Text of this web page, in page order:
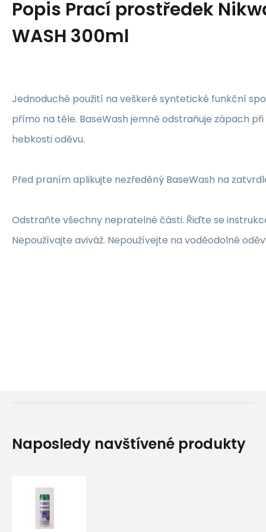
Popis Prací prostředek
WASH 300ml
Jednoduché použití na veškeré syntetické funkční
přímo na těle. BaseWash jemně odstraňuje zápach
hebkosti oděvu.
Před praním aplikujte nezředěný BaseWash na
Odstraňte všechny nepratelné části. Řiďte se
Nepoužívajte aviváž. Nepoužívejte na voděodolné
Naposledy navštívené produkty